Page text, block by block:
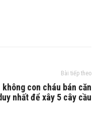
Bài tiếp theo
con cháu bán căn
nhất để xây 5 cây cầu